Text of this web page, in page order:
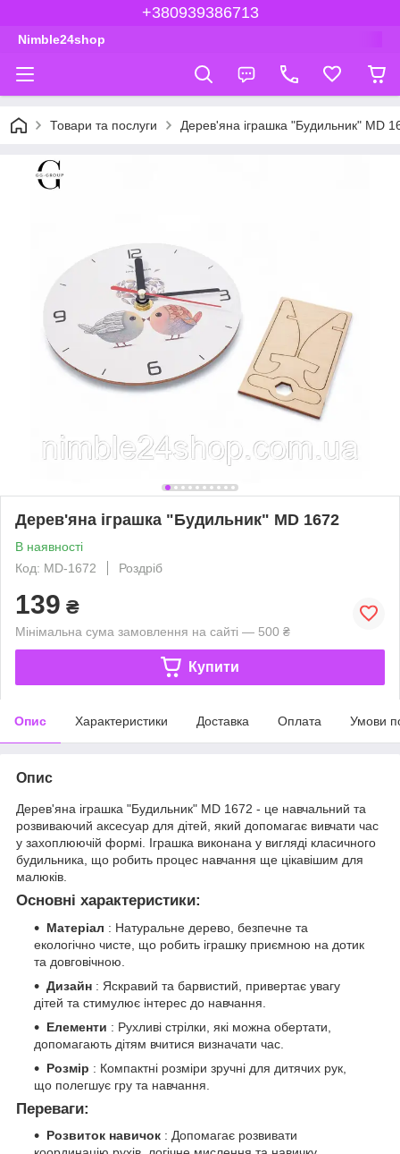
+380939386713
Nimble24shop
Товари та послуги Дерев'яна іграшка "Будильник" MD
Дерев'яна іграшка "Будильник" MD 1672
В наявності
Код: MD-1672
Роздріб
139 ₴
Мінімальна сума замовлення на сайті — 500 ₴
Купити
Опис Характеристики Доставка Оплата Умови
Опис
Дерев'яна іграшка "Будильник" MD 1672 - це навчальний та
розвиваючий аксесуар для дітей, який допомагає вивчати час
у захоплюючій формі. Іграшка виконана у вигляді класичного
будильника, що робить процес навчання ще цікавішим для
малюків.
Основні характеристики:
Матеріал : Натуральне дерево, безпечне та
екологічно чисте, що робить іграшку приємною на дотик
та довговічною.
Дизайн : Яскравий та барвистий, привертає увагу
дітей та стимулює інтерес до навчання.
Елементи : Рухливі стрілки, які можна обертати,
допомагають дітям вчитися визначати час.
Розмір : Компактні розміри зручні для дитячих рук,
що полегшує гру та навчання.
Переваги:
Розвиток навичок : Допомагає розвивати